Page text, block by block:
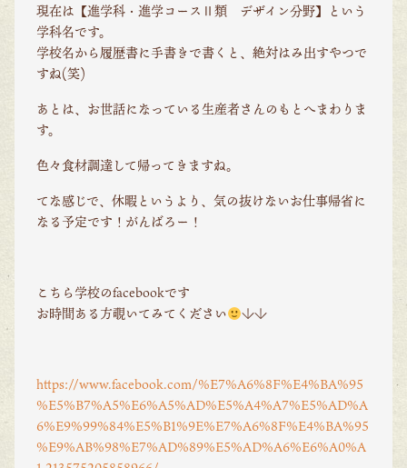
現在は【進学科・進学コースⅡ類 デザイン分野】という
学科名です。
学校名から履歴書に手書きで書くと、絶対はみ出すやつで
すね(笑)
あとは、お世話になっている生産者さんのもとへまわりま
す。
色々食材調達して帰ってきますね。
てな感じで、休暇というより、気の抜けないお仕事帰省に
なる予定です！がんばろー！
こちら学校のfacebookです
お時間ある方覗いてみてください
↓↓
https://www.facebook.com/%E7%A6%8F%E4%BA%95
%E5%B7%A5%E6%A5%AD%E5%A4%A7%E5%AD%A
6%E9%99%84%E5%B1%9E%E7%A6%8F%E4%BA%95
%E9%AB%98%E7%AD%89%E5%AD%A6%E6%A0%A